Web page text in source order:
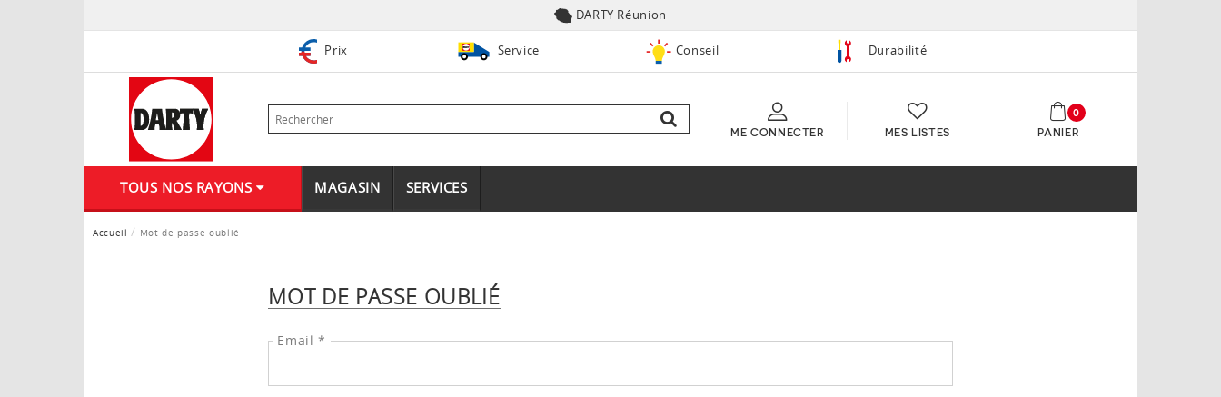
DARTY Réunion
Prix Service Conseil Durabilité
ME CONNECTER MES LISTES PANIER
0
TOUS NOS RAYONS MAGASIN SERVICES
Accueil Mot de passe oublié
MOT DE PASSE OUBLIÉ
Email *